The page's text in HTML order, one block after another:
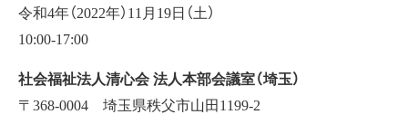
令和4年（2022年）11月19日（土）
10:00-17:00
社会福祉法人清心会 法人本部会議室（埼玉）
〒368-0004 埼玉県秩父市山田1199-2